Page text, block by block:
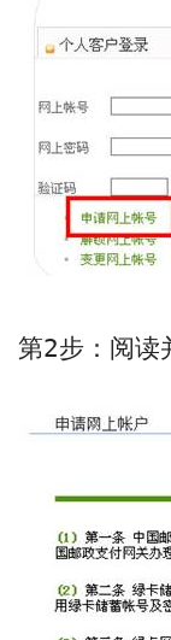
第2步：阅读